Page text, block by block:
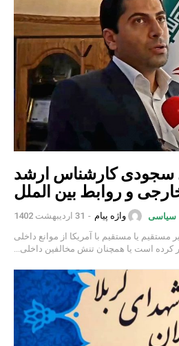
سجودی کارشناس ارشد
و روابط بین الملل
سیاسی واژه پیام - 31 اردیبهشت 1402
مستقیم یا مستقیم با آمریکا از موانع داخلی
کرده است یا همچنان تنش مخالفین داخلی...